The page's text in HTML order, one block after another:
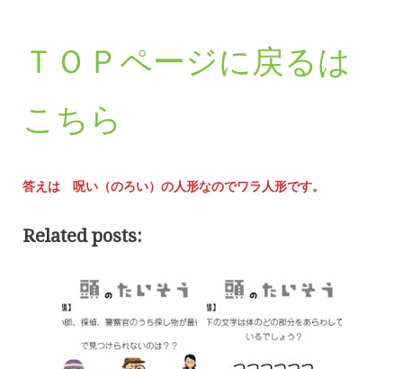
ＴＯＰページに戻るは
こちら
答えは 呪い（のろい）の人形なのでワラ人形です。
Related posts: